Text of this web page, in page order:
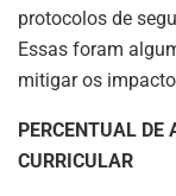
protocolos de
Essas foram
mitigar os
PERCENTUAL DE
CURRICULAR